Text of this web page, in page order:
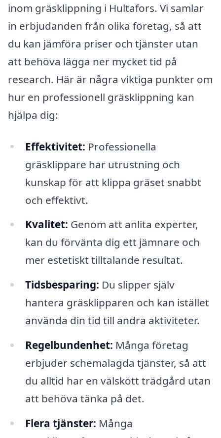
inom gräsklippning i Hultafors. Vi samlar
in erbjudanden från olika företag, så att
du kan jämföra priser och tjänster utan
att behöva lägga ner mycket tid på
research. Här är några viktiga punkter om
hur en professionell gräsklippning kan
hjälpa dig:
Effektivitet: Professionella
gräsklippare har utrustning och
kunskap för att klippa gräset snabbt
och effektivt.
Kvalitet: Genom att anlita experter,
kan du förvänta dig ett jämnare och
mer estetiskt tilltalande resultat.
Tidsbesparing: Du slipper själv
hantera gräsklipparen och kan istället
använda din tid till andra aktiviteter.
Regelbundenhet: Många företag
erbjuder schemalagda tjänster, så att
du alltid har en välskött trädgård utan
att behöva tänka på det.
Flera tjänster: Många